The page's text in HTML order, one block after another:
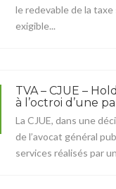
le redevable de la
exigible...
TVA – CJUE –
à l’octroi d’une
La CJUE, dans une
de l’avocat général
services réalisés par